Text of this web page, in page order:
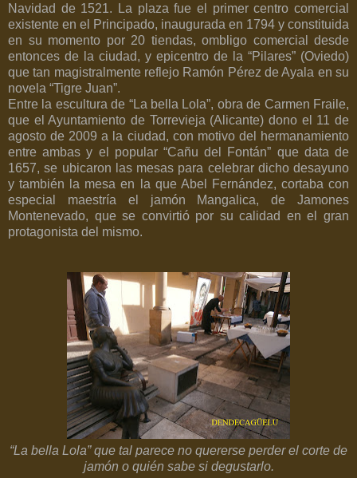
Navidad de 1521. La plaza fue el primer centro comercial
existente en el Principado, inaugurada en 1794 y constituida
en su momento por 20 tiendas, ombligo comercial desde
entonces de la ciudad, y epicentro de la “Pilares” (Oviedo)
que tan magistralmente reflejo Ramón Pérez de Ayala en su
novela “Tigre Juan”.
Entre la escultura de “La bella Lola”, obra de Carmen Fraile,
que el Ayuntamiento de Torrevieja (Alicante) dono el 11 de
agosto de 2009 a la ciudad, con motivo del hermanamiento
entre ambas y el popular “Cañu del Fontán” que data de
1657, se ubicaron las mesas para celebrar dicho desayuno
y también la mesa en la que Abel Fernández, cortaba con
especial maestría el jamón Mangalica, de Jamones
Montenevado, que se convirtió por su calidad en el gran
protagonista del mismo.
“La bella Lola” que tal parece no quererse perder el corte de
jamón o quién sabe si degustarlo.